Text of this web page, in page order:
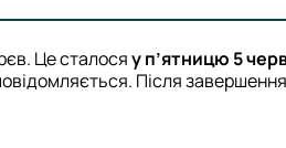
Це сталосяу п’ятницю 5
Після